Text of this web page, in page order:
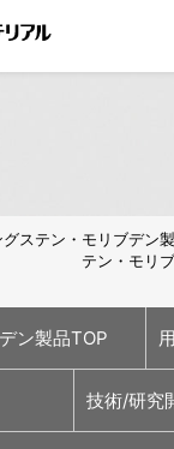
グステン・モリブデン
テン・モリ
ン製品TOP
技術/研究